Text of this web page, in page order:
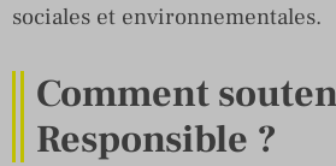
sociales et environnementales.
Comment
Responsible ?